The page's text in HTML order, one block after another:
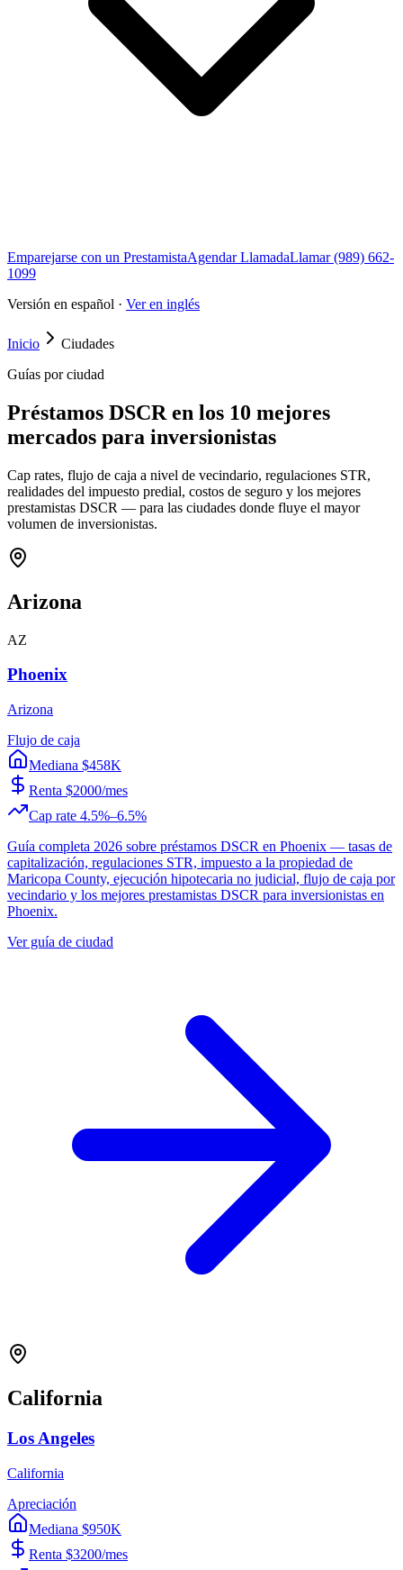
Emparejarse con un PrestamistaAgendar LlamadaLlamar (989) 662-
1099
Versión en español · Ver en inglés
Inicio
Ciudades
Guías por ciudad
Préstamos DSCR en los 10 mejores
mercados para inversionistas
Cap rates, flujo de caja a nivel de vecindario, regulaciones STR,
realidades del impuesto predial, costos de seguro y los mejores
prestamistas DSCR — para las ciudades donde fluye el mayor
volumen de inversionistas.
Arizona
AZ
Phoenix
Arizona
Flujo de caja
Mediana $458K
Renta $2000/mes
Cap rate 4.5%–6.5%
Guía completa 2026 sobre préstamos DSCR en Phoenix — tasas de
capitalización, regulaciones STR, impuesto a la propiedad de
Maricopa County, ejecución hipotecaria no judicial, flujo de caja por
vecindario y los mejores prestamistas DSCR para inversionistas en
Phoenix.
Ver guía de ciudad
California
Los Angeles
California
Apreciación
Mediana $950K
Renta $3200/mes